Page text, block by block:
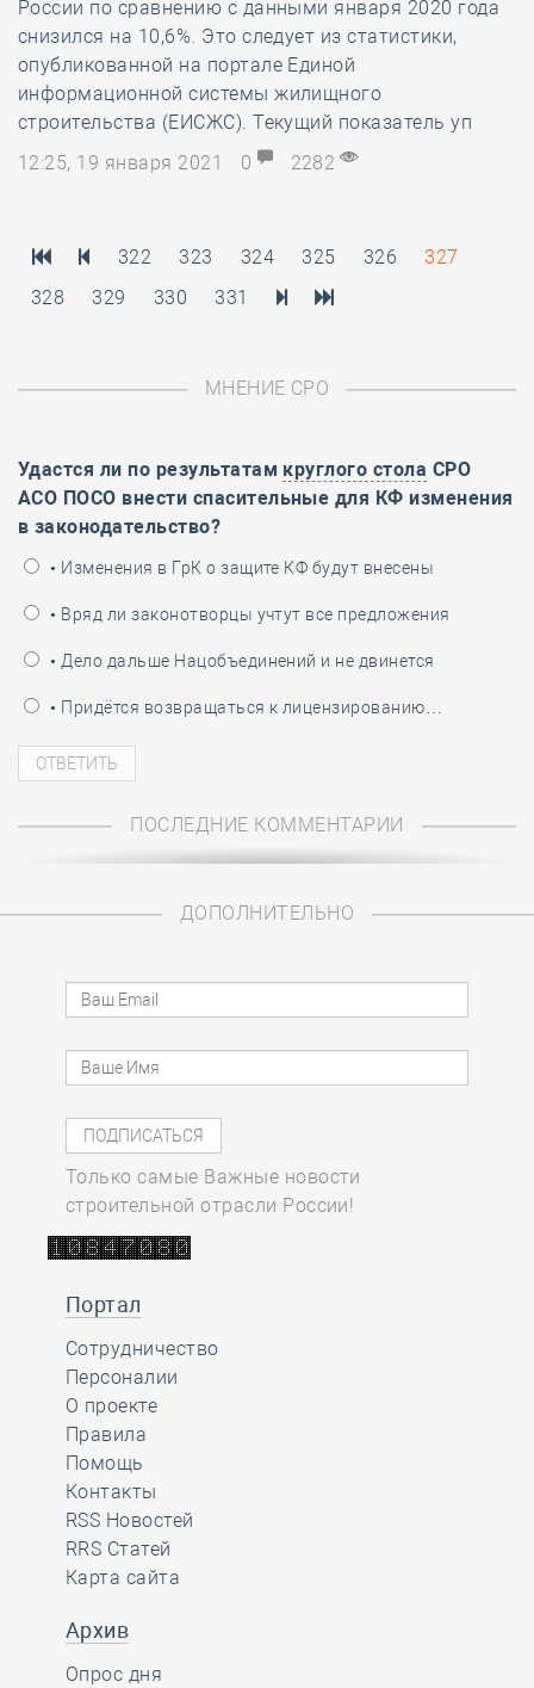
России по сравнению с данными января 2020 года
снизился на 10,6%. Это следует из статистики,
опубликованной на портале Единой
информационной системы жилищного
строительства (ЕИСЖС). Текущий показатель уп
12:25, 19 января 2021
0 2282
322 323 324 325 326
327
328
329 330 331
МНЕНИЕ СРО
Удастся ли по результатам круглого стола СРО
АСО ПОСО внести спасительные для КФ изменения
в законодательство?
• Изменения в ГрК о защите КФ будут внесены
• Вряд ли законотворцы учтут все предложения
• Дело дальше Нацобъединений и не двинется
• Придётся возвращаться к лицензированию…
ПОСЛЕДНИЕ КОММЕНТАРИИ
ДОПОЛНИТЕЛЬНО
Только самые Важные новости
строительной отрасли России!
Портал
Сотрудничество
Персоналии
О проекте
Правила
Помощь
Контакты
RSS Новостей
RRS Статей
Карта сайта
Архив
Опрос дня